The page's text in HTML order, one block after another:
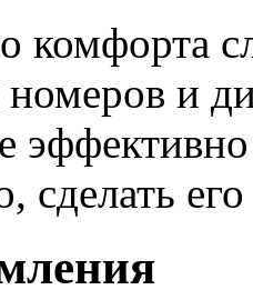
комфорта
номеров и
сделать